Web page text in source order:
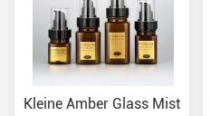
Kleine Amber Glass Mist